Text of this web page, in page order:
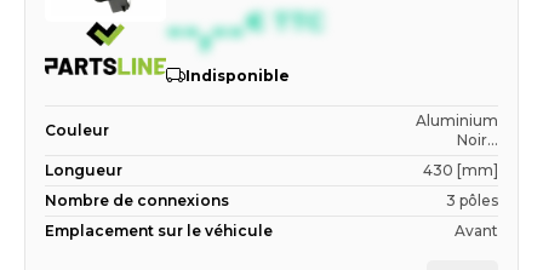
--,--€ TTC
Indisponible
Couleur
Aluminium
Noir...
Longueur
430 [mm]
Nombre de connexions
3 pôles
Emplacement sur le véhicule
Avant